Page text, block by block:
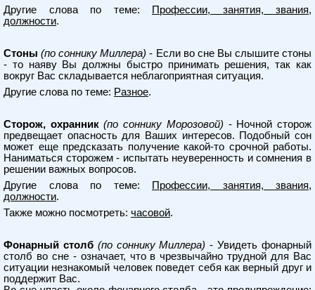
Другие слова по теме:
Профессии, занятия, звания,
должности.
Стоны (по соннику Миллера) - Если во сне Вы слышите стоны
- то наяву Вы должны быстро принимать решения, так как
вокруг Вас складывается неблагоприятная ситуация.
Другие слова по теме: Разное.
Сторож, охранник (по соннику Морозовой) - Ночной сторож
предвещает опасность для Ваших интересов. Подобный сон
может еще предсказать получение какой-то срочной работы.
Наниматься сторожем - испытать неуверенность и сомнения в
решении важных вопросов.
Другие слова по теме:
Профессии, занятия, звания,
должности.
Также можно посмотреть: часовой.
Фонарный столб (по соннику Миллера) - Увидеть фонарный
столб во сне - означает, что в чрезвычайно трудной для Вас
ситуации незнакомый человек поведет себя как верный друг и
поддержит Вас.